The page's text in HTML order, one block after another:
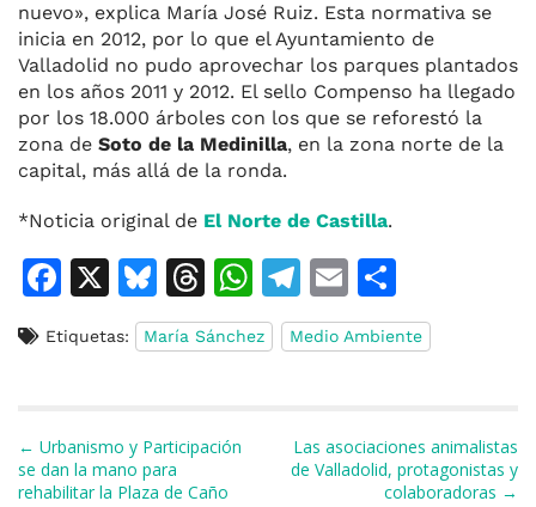
nuevo», explica María José Ruiz. Esta normativa se
inicia en 2012, por lo que el Ayuntamiento de
Valladolid no pudo aprovechar los parques plantados
en los años 2011 y 2012. El sello Compenso ha llegado
por los 18.000 árboles con los que se reforestó la
zona de Soto de la Medinilla, en la zona norte de la
capital, más allá de la ronda.
*Noticia original de El Norte de Castilla.
F
c
o
X
Bl
u
e
k
y
T
h
re
d
s
W
h
at
T
el
e
m
E
m
ai
o
m
ti
Etiquetas: María Sánchez Medio Ambiente
Navegación de entradas
← Urbanismo y Participación
se dan la mano para
rehabilitar la Plaza de Caño
Las asociaciones animalistas
de Valladolid, protagonistas y
colaboradoras →